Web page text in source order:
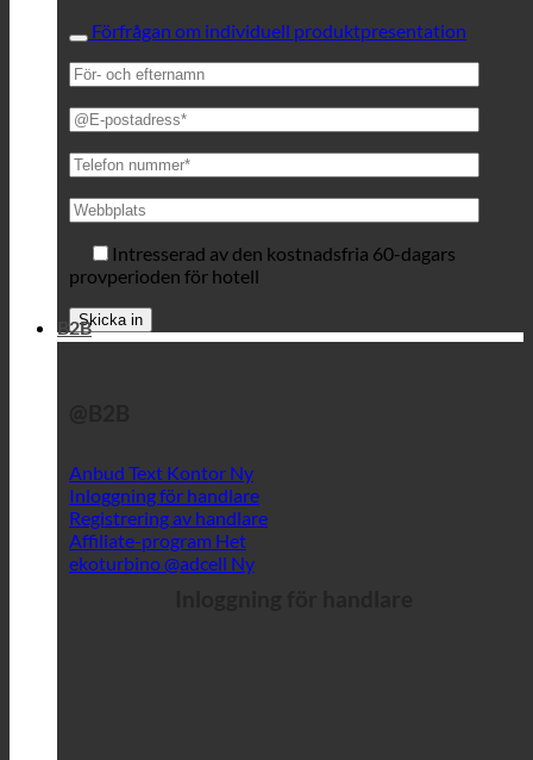
Förfrågan om individuell produktpresentation
Intresserad av den kostnadsfria 60-dagars
provperioden för hotell
B2B
Anbud Text Kontor
Inloggning för handlare
Registrering av handlare
Affiliate-program
ekoturbino @adcell